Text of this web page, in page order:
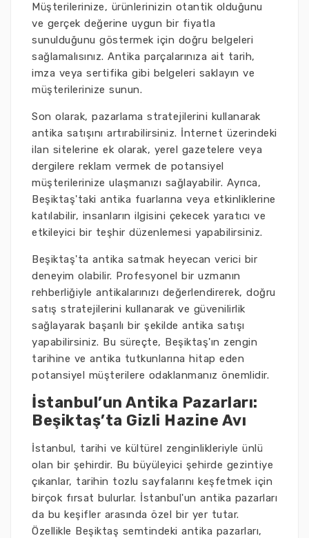
Müşterilerinize, ürünlerinizin otantik olduğunu
ve gerçek değerine uygun bir fiyatla
sunulduğunu göstermek için doğru belgeleri
sağlamalısınız. Antika parçalarınıza ait tarih,
imza veya sertifika gibi belgeleri saklayın ve
müşterilerinize sunun.
Son olarak, pazarlama stratejilerini kullanarak
antika satışını artırabilirsiniz. İnternet üzerindeki
ilan sitelerine ek olarak, yerel gazetelere veya
dergilere reklam vermek de potansiyel
müşterilerinize ulaşmanızı sağlayabilir. Ayrıca,
Beşiktaş'taki antika fuarlarına veya etkinliklerine
katılabilir, insanların ilgisini çekecek yaratıcı ve
etkileyici bir teşhir düzenlemesi yapabilirsiniz.
Beşiktaş'ta antika satmak heyecan verici bir
deneyim olabilir. Profesyonel bir uzmanın
rehberliğiyle antikalarınızı değerlendirerek, doğru
satış stratejilerini kullanarak ve güvenilirlik
sağlayarak başarılı bir şekilde antika satışı
yapabilirsiniz. Bu süreçte, Beşiktaş'ın zengin
tarihine ve antika tutkunlarına hitap eden
potansiyel müşterilere odaklanmanız önemlidir.
İstanbul’un Antika Pazarları:
Beşiktaş’ta Gizli Hazine Avı
İstanbul, tarihi ve kültürel zenginlikleriyle ünlü
olan bir şehirdir. Bu büyüleyici şehirde gezintiye
çıkanlar, tarihin tozlu sayfalarını keşfetmek için
birçok fırsat bulurlar. İstanbul'un antika pazarları
da bu keşifler arasında özel bir yer tutar.
Özellikle Beşiktaş semtindeki antika pazarları,